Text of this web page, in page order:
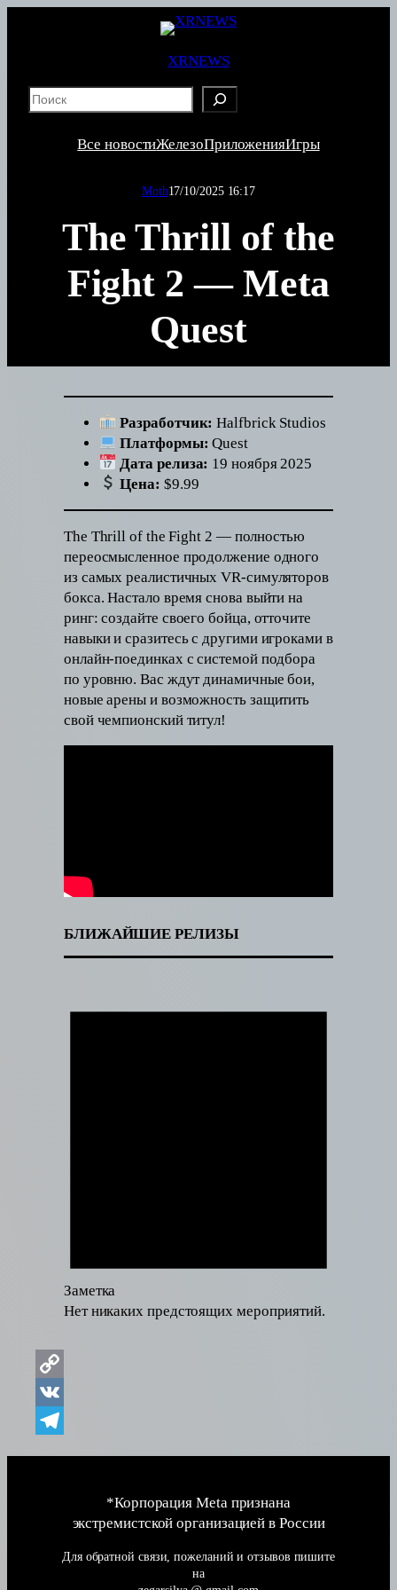
XRNEWS
Все новостиЖелезоПриложенияИгры
Moth17/10/2025 16:17
The Thrill of the
Fight 2 — Meta
Quest
Разработчик: Halfbrick Studios
Платформы: Quest
Дата релиза: 19 ноября 2025
Цена: $9.99
The Thrill of the Fight 2 — полностью
переосмысленное продолжение одного
из самых реалистичных VR-симуляторов
бокса. Настало время снова выйти на
ринг: создайте своего бойца, отточите
навыки и сразитесь с другими игроками в
онлайн-поединках с системой подбора
по уровню. Вас ждут динамичные бои,
новые арены и возможность защитить
свой чемпионский титул!
БЛИЖАЙШИЕ РЕЛИЗЫ
Заметка
Нет никаких предстоящих мероприятий.
Copy
Link
VK
*Корпорация Meta признана
экстремистской организацией в России
Для обратной связи, пожеланий и отзывов пишите
на